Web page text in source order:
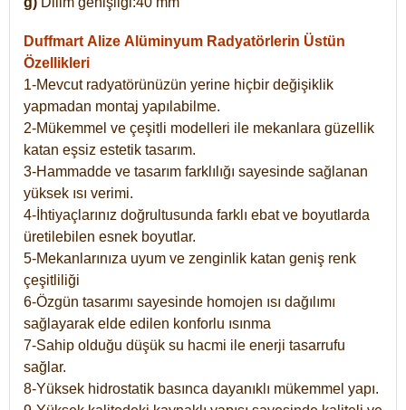
Duffmart Alize Alüminyum Radyatörlerin Üstün
Özellikleri
1-Mevcut radyatörünüzün yerine hiçbir değişiklik
yapmadan montaj yapılabilme.
2-Mükemmel ve çeşitli modelleri ile mekanlara güzellik
katan eşsiz estetik tasarım.
3-Hammadde ve tasarım farklılığı sayesinde sağlanan
yüksek ısı verimi.
4-İhtiyaçlarınız doğrultusunda farklı ebat ve boyutlarda
üretilebilen esnek boyutlar.
5-Mekanlarınıza uyum ve zenginlik katan geniş renk
çeşitliliği
6-Özgün tasarımı sayesinde homojen ısı dağılımı
sağlayarak elde edilen konforlu ısınma
7-Sahip olduğu düşük su hacmi ile enerji tasarrufu
sağlar.
8-Yüksek hidrostatik basınca dayanıklı mükemmel yapı.